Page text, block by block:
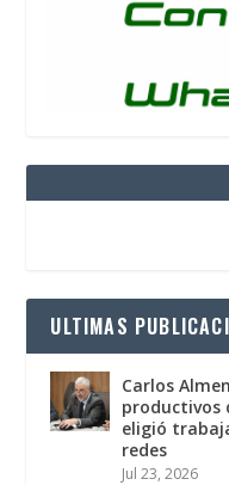
ULTIMAS
Carlos
productivos
eligió
redes
Jul 23, 2026